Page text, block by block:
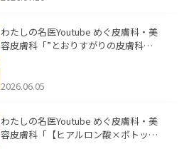
わたしの名医Youtube めぐ皮膚科・美
容皮膚科「”とおりすがりの皮膚科
2026.06.05
わたしの名医Youtube めぐ皮膚科・美
容皮膚科「【ヒアルロン酸×ボトック